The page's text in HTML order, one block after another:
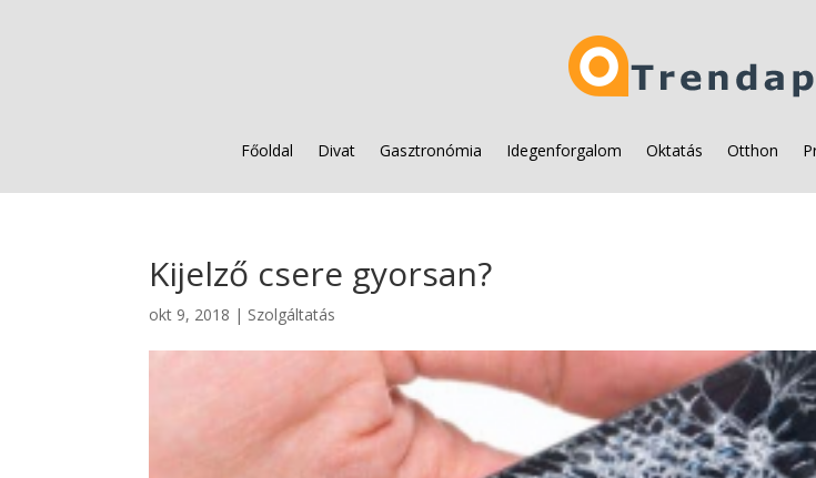
Főoldal Divat Gasztronómia Idegenforgalom Oktatás Otthon
Kijelző csere gyorsan?
okt 9, 2018 | Szolgáltatás